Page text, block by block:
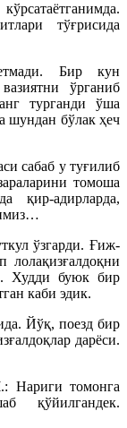
тўғрисида
Бир кун
ўрганиб
турганди ўша
шундан бўлак ҳеч
сабаб у туғилиб
томоша
қир-адирларда,
ўзгарди. Ғиж-
лолақизғалдоқни
Худди буюк бир
каби эдик.
Йўқ, поезд бир
дарёси.
Нариги томонга
қўйилгандек.